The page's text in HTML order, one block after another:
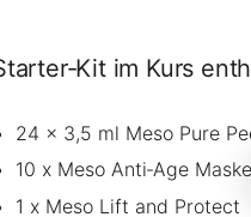
im Kurs
24 x 3,5 ml Meso Pure
10 x Meso Anti‑Age Maske
1 x Meso Lift and Protect